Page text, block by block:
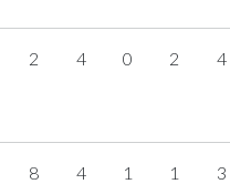
2 4 0 2 4
8 4 1 1 3